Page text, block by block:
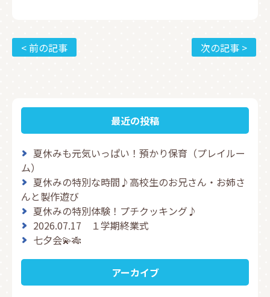
< 前の記事 次の記事 >
最近の投稿
夏休みも元気いっぱい！預かり保育（プレイルー
ム）
夏休みの特別な時間♪高校生のお兄さん・お姉さ
んと製作遊び
夏休みの特別体験！プチクッキング♪
2026.07.17 １学期終業式
七夕会💫🎋
アーカイブ